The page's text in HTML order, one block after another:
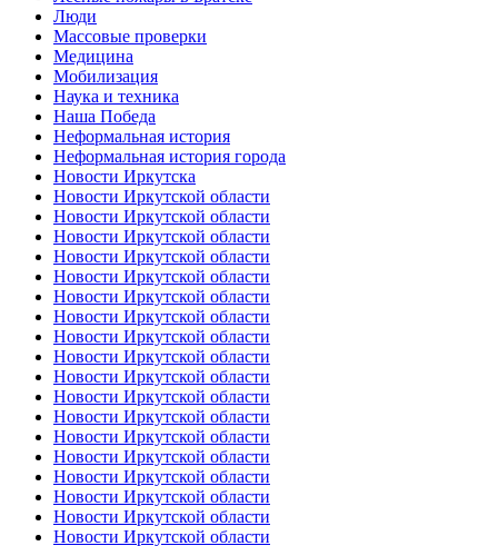
Люди
Массовые проверки
Медицина
Мобилизация
Наука и техника
Наша Победа
Неформальная история
Неформальная история города
Новости Иркутска
Новости Иркутской области
Новости Иркутской области
Новости Иркутской области
Новости Иркутской области
Новости Иркутской области
Новости Иркутской области
Новости Иркутской области
Новости Иркутской области
Новости Иркутской области
Новости Иркутской области
Новости Иркутской области
Новости Иркутской области
Новости Иркутской области
Новости Иркутской области
Новости Иркутской области
Новости Иркутской области
Новости Иркутской области
Новости Иркутской области